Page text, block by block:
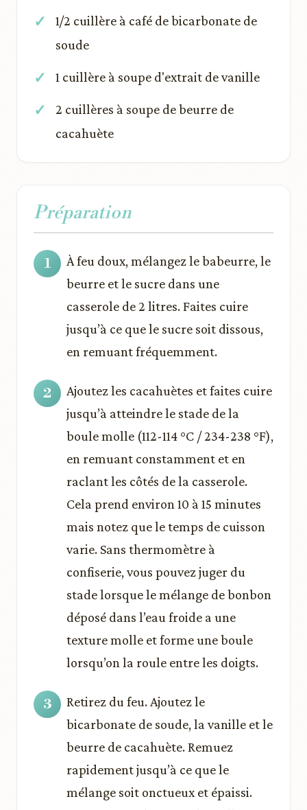
1/2 cuillère à café de bicarbonate de
soude
1 cuillère à soupe d'extrait de vanille
2 cuillères à soupe de beurre de
cacahuète
Préparation
À feu doux, mélangez le babeurre, le
beurre et le sucre dans une
casserole de 2 litres. Faites cuire
jusqu’à ce que le sucre soit dissous,
en remuant fréquemment.
Ajoutez les cacahuètes et faites cuire
jusqu’à atteindre le stade de la
boule molle (112-114 °C / 234-238 °F),
en remuant constamment et en
raclant les côtés de la casserole.
Cela prend environ 10 à 15 minutes
mais notez que le temps de cuisson
varie. Sans thermomètre à
confiserie, vous pouvez juger du
stade lorsque le mélange de bonbon
déposé dans l’eau froide a une
texture molle et forme une boule
lorsqu’on la roule entre les doigts.
Retirez du feu. Ajoutez le
bicarbonate de soude, la vanille et le
beurre de cacahuète. Remuez
rapidement jusqu’à ce que le
mélange soit onctueux et épaissi.